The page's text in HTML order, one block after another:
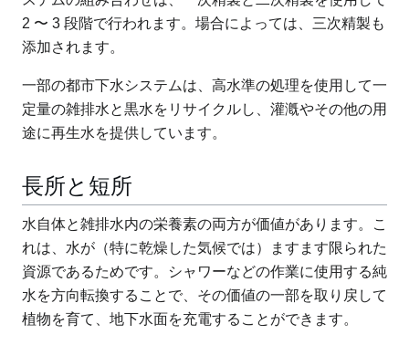
2 〜 3 段階で行われます。場合によっては、三次精製も
添加されます。
一部の都市下水システムは、高水準の処理を使用して一
定量の雑排水と黒水をリサイクルし、灌漑やその他の用
途に再生水を提供しています。
長所と短所
水自体と雑排水内の栄養素の両方が価値があります。こ
れは、水が（特に乾燥した気候では）ますます限られた
資源であるためです。シャワーなどの作業に使用する純
水を方向転換することで、その価値の一部を取り戻して
植物を育て、地下水面を充電することができます。